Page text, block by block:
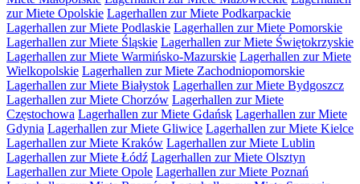
zur Miete Opolskie Lagerhallen zur Miete Podkarpackie
Lagerhallen zur Miete Podlaskie Lagerhallen zur Miete Pomorskie
Lagerhallen zur Miete Śląskie Lagerhallen zur Miete Świętokrzyskie
Lagerhallen zur Miete Warmińsko-Mazurskie Lagerhallen zur Miete
Wielkopolskie Lagerhallen zur Miete Zachodniopomorskie
Lagerhallen zur Miete Białystok Lagerhallen zur Miete Bydgoszcz
Lagerhallen zur Miete Chorzów Lagerhallen zur Miete
Częstochowa Lagerhallen zur Miete Gdańsk Lagerhallen zur Miete
Gdynia Lagerhallen zur Miete Gliwice Lagerhallen zur Miete Kielce
Lagerhallen zur Miete Kraków Lagerhallen zur Miete Lublin
Lagerhallen zur Miete Łódź Lagerhallen zur Miete Olsztyn
Lagerhallen zur Miete Opole Lagerhallen zur Miete Poznań